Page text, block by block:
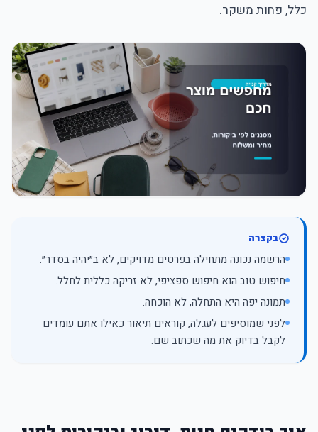
כלל, פחות משקר.
בקצרה
הרשמה נכונה מתחילה בפרטים מדויקים, לא ב״יהיה בסדר״.
חיפוש טוב הוא חיפוש ספציפי, לא זריקה כללית לחלל.
תמונה יפה היא התחלה, לא הוכחה.
לפני שמוסיפים לעגלה, קוראים תיאור כאילו אתם עומדים
לקבל בדיוק את מה שכתוב שם.